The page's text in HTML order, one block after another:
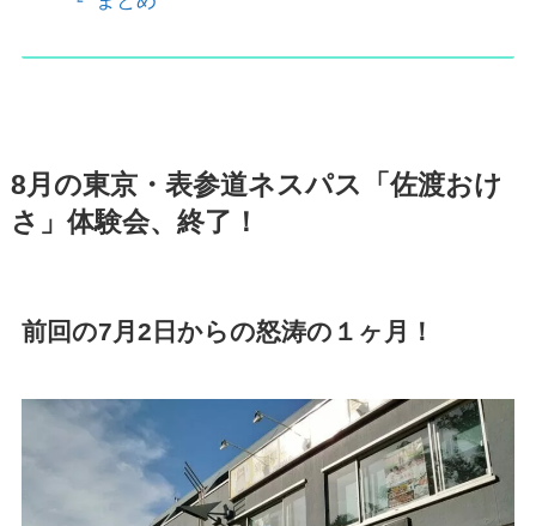
8月の東京・表参道ネスパス「佐渡おけ
さ」体験会、終了！
前回の7月2日からの怒涛の１ヶ月！